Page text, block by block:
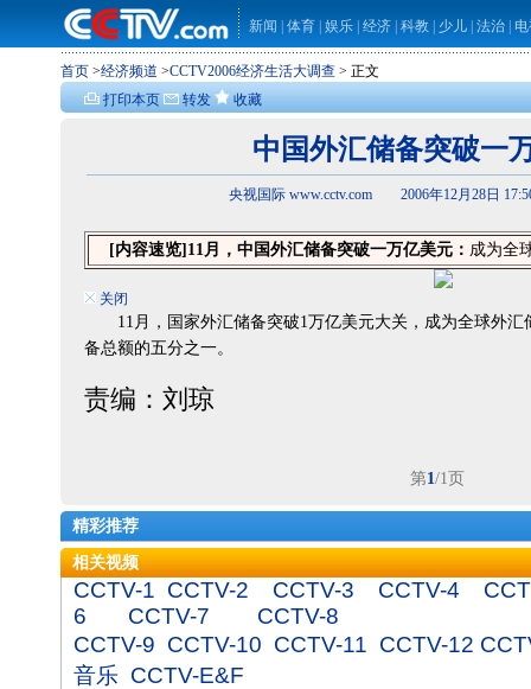
新闻 体育 娱乐 经济 科教 少儿 法治
首页 >经济频道 >CCTV2006经济生活大调查 > 正文
打印本页
转发 收藏
关闭
中国外汇储备突破一
央视国际 www.cctv.com 2006年12月28日
[内容速览] 11月，中国外汇储备突破一万亿美元： 成为全
11月，国家外汇储备突破1万亿美元大关，成为全球外汇
备总额的五分之一。
责编：刘琼
第1/1页
精彩推荐
相关视频
CCTV-1 CCTV-2 CCTV-3 CCTV-4
6
CCTV-7
CCTV-8
CCTV-9 CCTV-10 CCTV-11 CCTV-12
音乐 CCTV-E&F